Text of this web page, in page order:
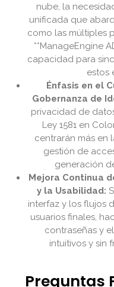
nube, la
unificada que
como las múltiples
**ManageEngine
capacidad para
estos
Énfasis en el
Gobernanza de
privacidad de
Ley 1581 en
centrarán más en
gestión de
generación
Mejora Continua
y la Usabilidad:
interfaz y los flujos
usuarios finales,
contraseñas y
intuitivos y sin
Preguntas